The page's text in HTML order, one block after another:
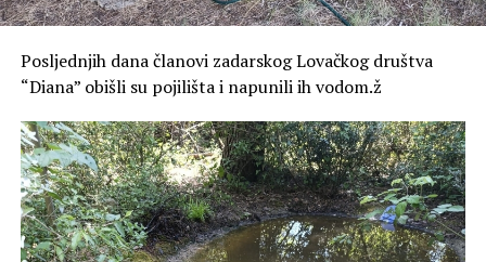
uređenje parkirne politike i širenje parkirnih zona izvan
Poluotoka.
Posljednjih dana članovi zadarskog Lovačkog društva
“Diana” obišli su pojilišta i napunili ih vodom.ž